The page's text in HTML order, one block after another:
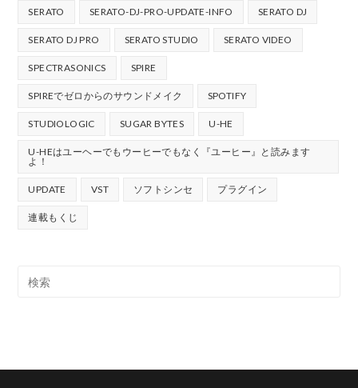
SERATO SERATO-DJ-PRO-UPDATE-INFO SERATO DJ
SERATO DJ PRO SERATO STUDIO SERATO VIDEO
SPECTRASONICS SPIRE
SPIREでゼロからのサウンドメイク SPOTIFY
STUDIOLOGIC SUGAR BYTES U-HE
U-HEはユーヘーでもウーヒーでもなく『ユーヒー』と読みます
よ！
UPDATE VST ソフトシンセ プラグイン
連載もくじ